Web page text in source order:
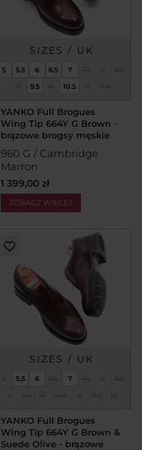
SIZES / UK
5 5.5 6 6.5 7 7.5 8
8.5
9
9.5 10 10.5 11 11.5
YANKO Full Brogues
Wing Tip 664Y G Brown -
brązowe brogsy męskie
960 G / Cambridge
Marron
1 399,00 zł
ZOBACZ WIĘCEJ
SIZES / UK
5 5.5 6 6.5 7 7.5 8
8.5
9
9.5 10 10.5 11 11.5 12
YANKO Full Brogues
Wing Tip 664Y G Brown &
Suede Olive - brązowe